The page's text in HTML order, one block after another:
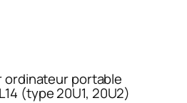
ordinateur portable
(type 20U1, 20U2)